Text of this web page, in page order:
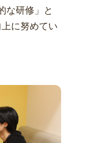
な研修」と
に努めてい